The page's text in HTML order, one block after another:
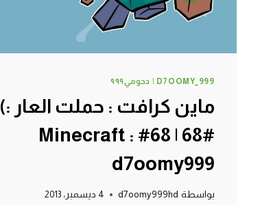
D7OOMY_999 | دحومي٩٩٩
ماين كرافت : حملت العار :)
#68 | 68# Minecraft :
d7oomy999
بواسطة d7oomy999hd 4 ديسمبر، 2013